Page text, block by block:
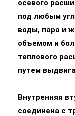
осевого
под любым
воды, пара и
объемом и
теплового
путем
Внутренняя
соединена с